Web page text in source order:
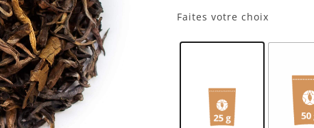
notations
Faites votre choix